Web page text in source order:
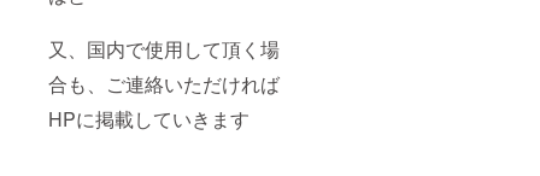
又、国内で使用して頂く場
合も、ご連絡いただければ
HPに掲載していきます